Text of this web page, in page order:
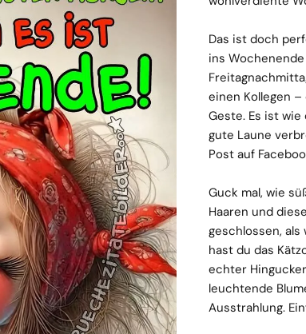
Das ist doch
ins
einen Kollegen
Geste. Es ist
gute Laune
Post auf
Guck mal, wie
Haaren und
geschlossen,
hast du das
echter
leuchtende
Ausstrahlung.